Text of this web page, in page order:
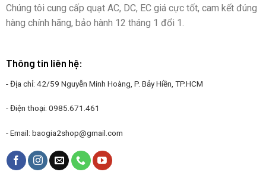
Chúng tôi cung cấp quạt AC, DC, EC giá cực tốt, cam kết đúng
hàng chính hãng, bảo hành 12 tháng 1 đổi 1.
Thông tin liên hệ:
- Địa chỉ: 42/59 Nguyễn Minh Hoàng, P. Bảy Hiền, TP.HCM
- Điện thoại: 0985.671.461
- Email: baogia2shop@gmail.com